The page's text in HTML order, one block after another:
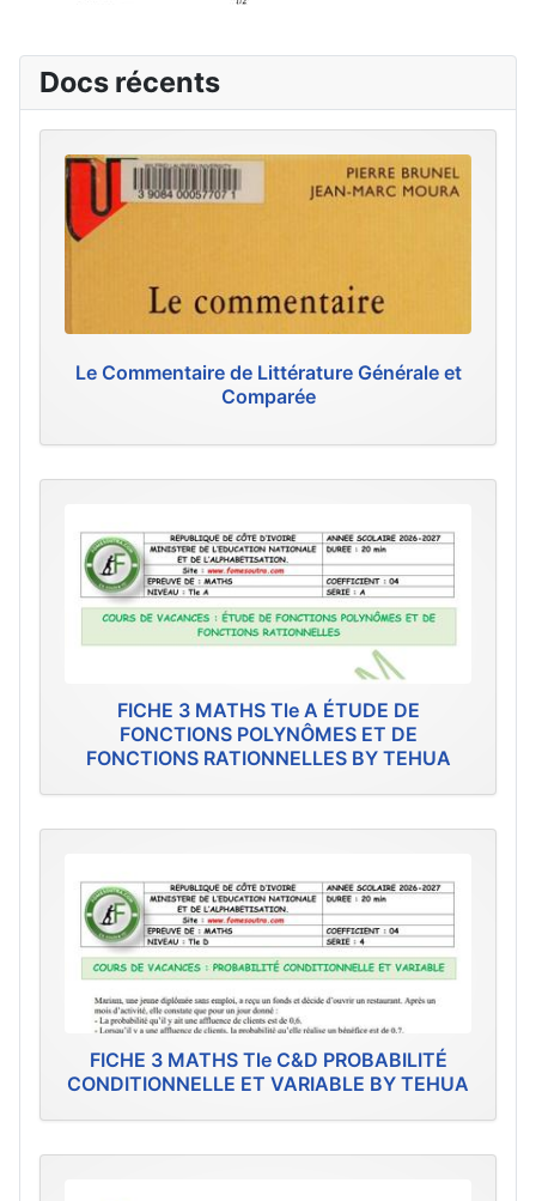
Docs récents
Le Commentaire de Littérature Générale et
Comparée
FICHE 3 MATHS Tle A ÉTUDE DE
FONCTIONS POLYNÔMES ET DE
FONCTIONS RATIONNELLES BY TEHUA
FICHE 3 MATHS Tle C&D PROBABILITÉ
CONDITIONNELLE ET VARIABLE BY TEHUA